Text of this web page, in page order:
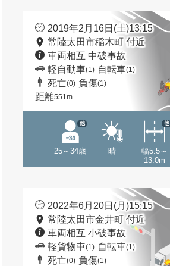
2019年2月16日(土)13:15
常陸太田市稲木町 付近
車両相互 中破事故
軽自動車(1) 自転車(1)
死亡(0) 負傷(1)
距離551m
25～34歳
他
晴
幅5.5～
13.0m
他
2022年6月20日(月)15:15
常陸太田市金井町 付近
車両相互 小破事故
軽貨物車(1) 自転車(1)
死亡(0) 負傷(1)